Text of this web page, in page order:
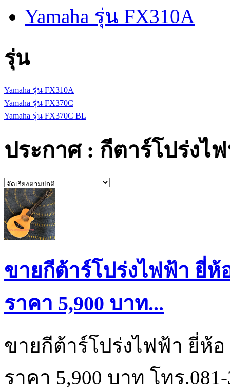
Yamaha รุ่น FX310A
รุ่น
Yamaha รุ่น FX310A
Yamaha รุ่น FX370C
Yamaha รุ่น FX370C BL
ประกาศ : กีตาร์โปร่งไ
ขายกีต้าร์โปร่งไฟฟ้า ยี่ห้
ราคา 5,900 บาท...
ขายกีต้าร์โปร่งไฟฟ้า ยี่ห้อ
ราคา 5,900 บาท โทร.081-